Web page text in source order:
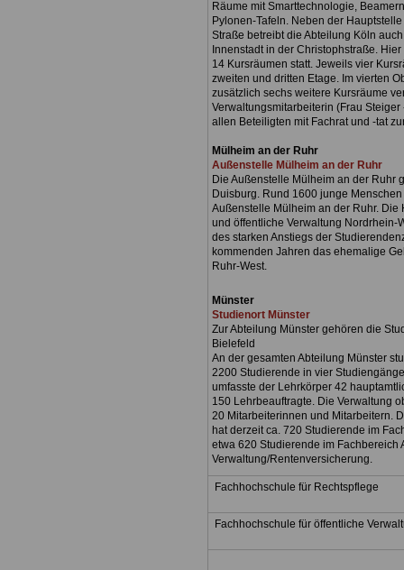
Räume mit Smarttechnologie,
Pylonen-Tafeln. Neben der
Straße betreibt die Abteilung Köln
Innenstadt in der Christophstraße.
14 Kursräumen statt. Jeweils vier
zweiten und dritten Etage. Im vierten
zusätzlich sechs weitere Kursräume
Verwaltungsmitarbeiterin (Frau Steiger
allen Beteiligten mit Fachrat und -tat
Mülheim an der Ruhr
Außenstelle Mülheim an der Ruhr
Die Außenstelle Mülheim an der Ruhr
Duisburg. Rund 1600 junge
Außenstelle Mülheim an der Ruhr. Die
und öffentliche Verwaltung Nordrhein-
des starken Anstiegs der
kommenden Jahren das ehemalige
Ruhr-West.
Münster
Studienort Münster
Zur Abteilung Münster gehören die
Bielefeld
An der gesamten Abteilung Münster
2200 Studierende in vier
umfasste der Lehrkörper 42
150 Lehrbeauftragte. Die Verwaltung
20 Mitarbeiterinnen und Mitarbeitern.
hat derzeit ca. 720 Studierende im
etwa 620 Studierende im Fachbereich
Verwaltung/Rentenversicherung.
Fachhochschule für Rechtspflege
Fachhochschule für öffentliche